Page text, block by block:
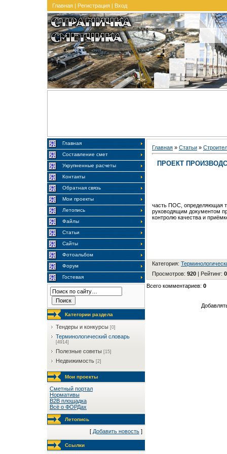
Главная | Регистрация | Вход
Главная
Составление смет
Укрупненные расчеты
Контакты
Обратная связь
Мои проекты
Летопись
Файлы
Статьи
Сайты
Фотоальбом
Форум
Гостевая
Категории раздела
Тендеры и конкурсы [0]
Терминологический словарь
[4914]
Полезные советы [15]
Недвижимость [2]
Мои проекты
Сметный портал
Нормативы
B2B площадка
Всё о ФОРДах
Летопись
[ Добавить новость ]
Ссылки
Главная » Статьи »
ПРОЕКТ
часть ПОС, определяющая
руководящим документом
контролю качества и
Категория:
Просмотров: 920 | Рейтинг:
Всего комментариев: 0